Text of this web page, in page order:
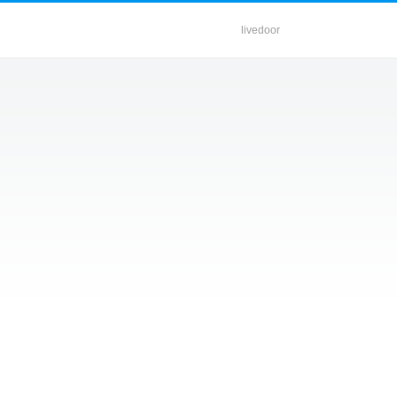
livedoor